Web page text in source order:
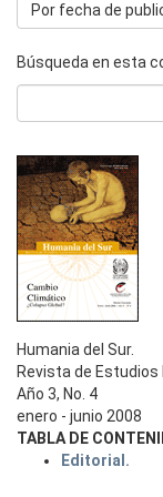
Por fecha de
Búsqueda en esta
Humania del Sur.
Revista de
Año 3, No. 4
enero - junio 2008
TABLA DE
Editorial.